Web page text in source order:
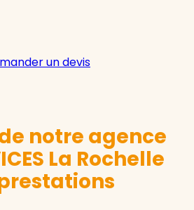
un devis
notre agence
La Rochelle